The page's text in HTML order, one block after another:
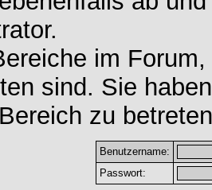
im
sind. Sie
zu
Benutzername:
Passwort: